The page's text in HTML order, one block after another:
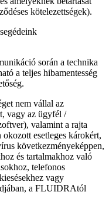
kötelezettségek).
során a technika
a teljes hibamentesség
nem vállal az
vagy az ügyfél /
valamint a rajta
esetleges károkért,
következményeképpen,
és tartalmakhoz való
telefonos
vagy
a FLUIDRAtól